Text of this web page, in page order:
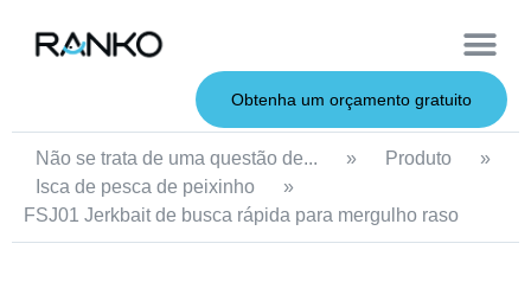
Obtenha um orçamento gratuito
Não se trata de uma questão de... » Produto
»
Isca de pesca de peixinho
»
FSJ01 Jerkbait de busca rápida para mergulho raso